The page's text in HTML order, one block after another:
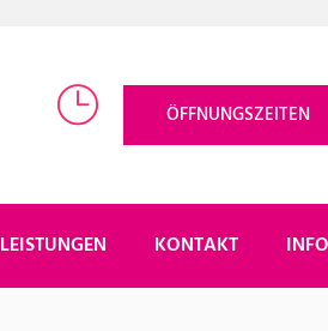
ÖFFNUNGSZEITEN
LEISTUNGEN KONTAKT